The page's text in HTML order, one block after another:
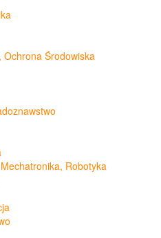
Środowiska
Robotyka